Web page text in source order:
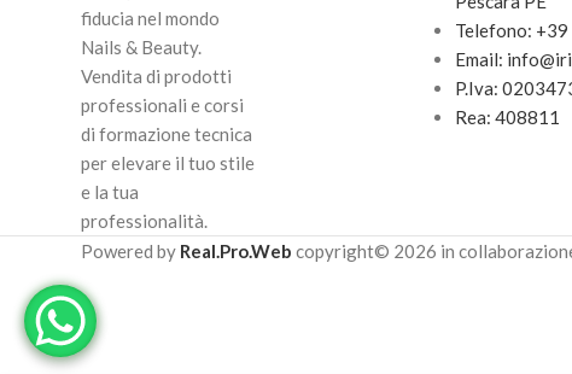
fiducia nel mondo
Nails & Beauty.
Vendita di prodotti
professionali e corsi
di formazione tecnica
per elevare il tuo stile
e la tua
professionalità.
Telefono:
Email:
P.Iva:
Rea: 408811
Powered by Real.Pro.Web copyright© 2026 in